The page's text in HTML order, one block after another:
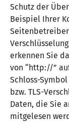
Schutz der
Beispiel Ihrer
Seitenbetreiber
erkennen Sie
von “http://”
Schloss-
bzw. TLS-
Daten, die Sie
mitgelesen